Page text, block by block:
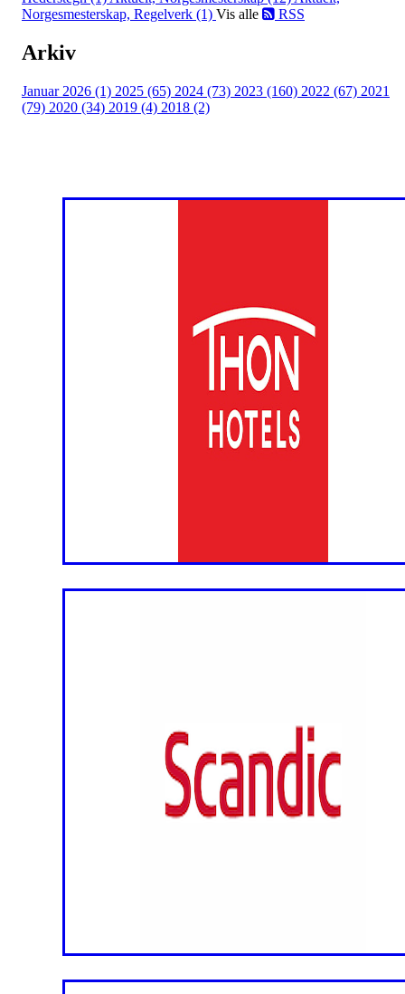
Norgesmesterskap, Regelverk (1) Vis alle RSS
Arkiv
Januar 2026 (1) 2025 (65) 2024 (73) 2023 (160) 2022 (67) 2021
(79) 2020 (34) 2019 (4) 2018 (2)